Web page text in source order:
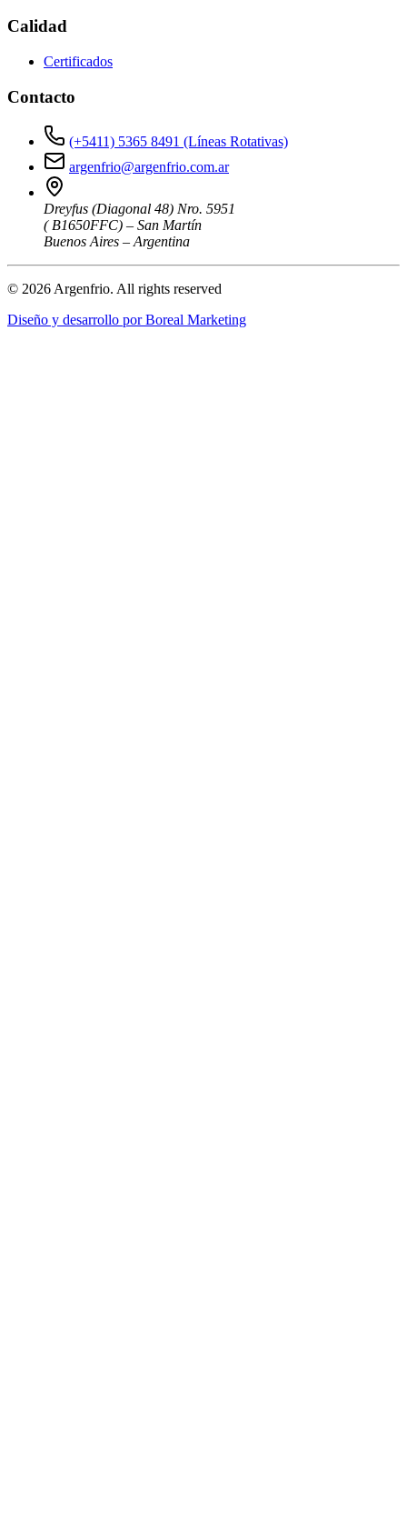
Calidad
Certificados
Contacto
(+5411) 5365 8491 (Líneas Rotativas)
argenfrio@argenfrio.com.ar
Dreyfus (Diagonal 48) Nro. 5951
( B1650FFC) – San Martín
Buenos Aires – Argentina
© 2026 Argenfrio. All rights reserved
Diseño y desarrollo porBoreal Marketing